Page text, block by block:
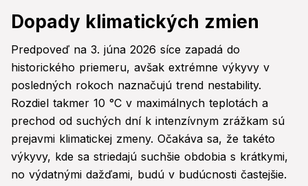
Dopady klimatických zmien
Predpoveď na 3. júna 2026 síce zapadá do
historického priemeru, avšak extrémne výkyvy v
posledných rokoch naznačujú trend nestability.
Rozdiel takmer 10 °C v maximálnych teplotách a
prechod od suchých dní k intenzívnym zrážkam sú
prejavmi klimatickej zmeny. Očakáva sa, že takéto
výkyvy, kde sa striedajú suchšie obdobia s krátkymi,
no výdatnými dažďami, budú v budúcnosti častejšie.